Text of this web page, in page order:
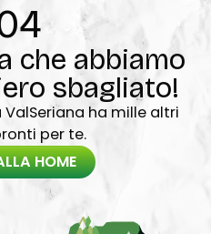
che abbiamo
sbagliato!
ha mille altri
per te.
HOME